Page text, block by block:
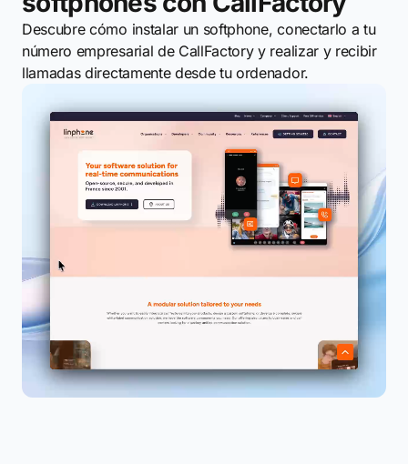
Descubre cómo instalar un softphone, conectarlo a tu
número empresarial de CallFactory y realizar y recibir
llamadas directamente desde tu ordenador.